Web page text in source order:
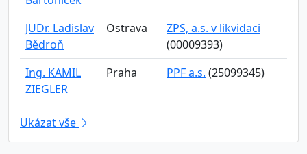
JUDr. Ladislav
Bědroň
Ostrava
ZPS, a.s. v likvidaci
(00009393)
Ing. KAMIL
ZIEGLER
Praha PPF a.s. (25099345)
Ukázat vše